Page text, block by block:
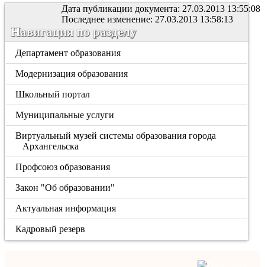
Дата публикации документа: 27.03.2013 13:55:08
Последнее изменение: 27.03.2013 13:58:13
Навигация по разделу
Департамент образования
Модернизация образования
Школьный портал
Муниципальные услуги
Виртуальный музей системы образования города
Архангельска
Профсоюз образования
Закон "Об образовании"
Актуальная информация
Кадровый резерв